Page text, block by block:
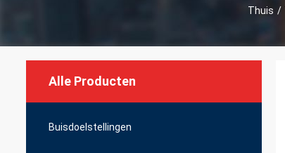
Thuis /
Alle Producten
Buisdoelstellingen